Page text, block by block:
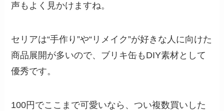
声もよく見かけますね。
セリアは“手作り”や“リメイク”が好きな人に向けた
商品展開が多いので、ブリキ缶もDIY素材として
優秀です。
100円でここまで可愛いなら、つい複数買いした